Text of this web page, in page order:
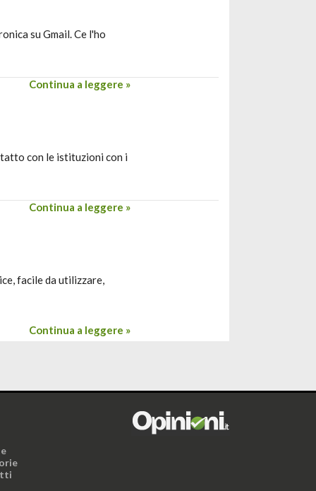
su Gmail. Ce l'ho
Continua a leggere »
con le istituzioni con i
Continua a leggere »
facile da utilizzare,
Continua a leggere »